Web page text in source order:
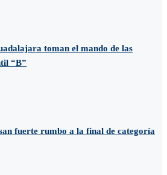
toman el mando de las
“B”
fuerte rumbo a la final de categoría